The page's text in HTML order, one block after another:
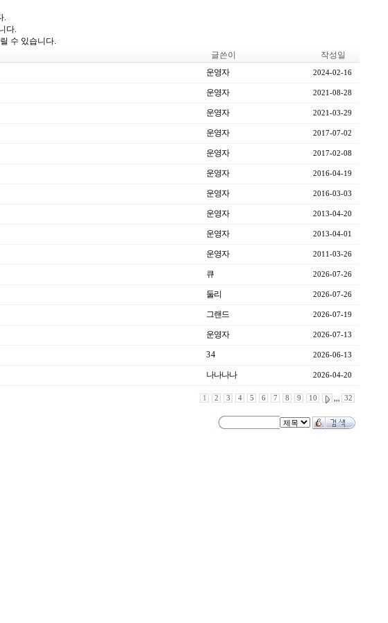
.
다.
수 있습니다.
글쓴이
작성일
운영자 2024-02-16
운영자 2021-08-28
운영자 2021-03-29
운영자 2017-07-02
운영자 2017-02-08
운영자 2016-04-19
운영자 2016-03-03
운영자 2013-04-20
운영자 2013-04-01
운영자 2011-03-26
큐 2026-07-26
둘리 2026-07-26
그랜드 2026-07-19
운영자 2026-07-13
3 4 2026-06-13
나나나나 2026-04-20
1 2 3 4 5 6 7 8 9 10 ,,, 32